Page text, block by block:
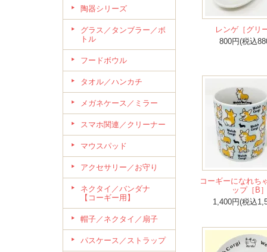
陶器シリーズ
グラス／タンブラー／ボ
トル
フードボウル
タオル／ハンカチ
メガネケース／ミラー
スマホ関連／クリーナー
マウスパッド
アクセサリー／お守り
ネクタイ／バンダナ
【コーギー用】
帽子／ネクタイ／扇子
パスケース／ストラップ
レンゲ［グリ
800円(税込
コーギーになれち
ップ［B
1,400円(税込